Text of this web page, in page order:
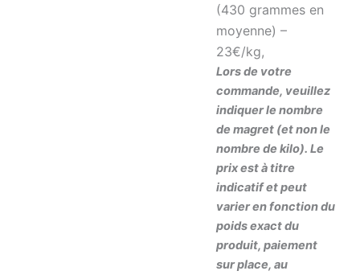
(430 grammes en
moyenne) –
23€/kg,
Lors de votre
commande, veuillez
indiquer le nombre
de magret (et non le
nombre de kilo). Le
prix est à titre
indicatif et peut
varier en fonction du
poids exact du
produit, paiement
sur place, au